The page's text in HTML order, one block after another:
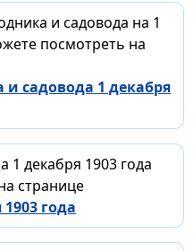
и садовода на 1
посмотреть на
садовода 1 декабря
1 декабря 1903 года
странице
года